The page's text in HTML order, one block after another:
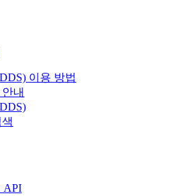
이용 방법
내
API